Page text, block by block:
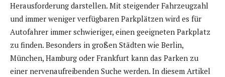
Herausforderung darstellen. Mit steigender Fahrzeugzahl
und immer weniger verfügbaren Parkplätzen wird es für
Autofahrer immer schwieriger, einen geeigneten Parkplatz
zu finden. Besonders in großen Städten wie Berlin,
München, Hamburg oder Frankfurt kann das Parken zu
einer nervenaufreibenden Suche werden. In diesem Artikel